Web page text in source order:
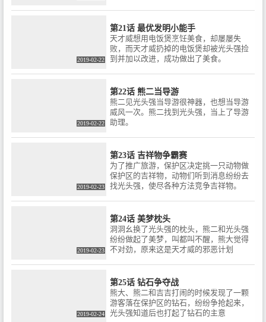
2019-02-22
第21话 最优发明小能手
天才威想用电饭煲烹饪美食，却屡屡失
败，而天才威扔掉的电饭煲却被光头强捡
到并加以改进，成功做出了美食。
2019-02-22
第22话 熊二当导游
熊二见光头强当导游很神器，也想当导游
威风一次。熊二找到光头强，当上了导游
助理。
2019-02-23
第23话 吉祥物争霸赛
为了推广旅游，保护区决定挑一只动物做
保护区的吉祥物，动物们听到消息纷纷去
找光头强，使尽各种方法竞争吉祥物。
2019-02-23
第24话 美梦枕头
洞洞幺换了光头强的枕头，熊二和光头强
纷纷做起了美梦，叫都叫不醒，熊大觉得
不对劲，原来这是天才威的邪恶计划
2019-02-24
第25话 钻石争夺战
熊大、熊二和吉吉打闹的时候发现了一颗
游客落在保护区的钻石，纷纷争抢起来，
光头强知道后也打起了钻石的主意